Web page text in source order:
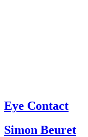
Eye Contact
Simon Beuret